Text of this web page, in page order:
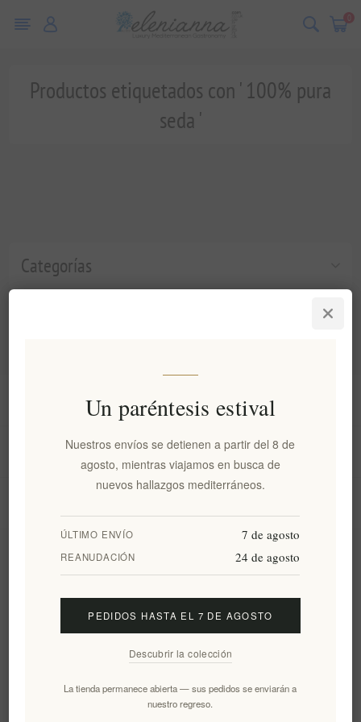
0
Categorías
Productos etiquetados con ' 100% pura
seda '
Información
Mi cuenta
Suscribirse Desuscribirse
Un paréntesis estival
Nuestros envíos se detienen a partir del 8 de
agosto, mientras viajamos en busca de
nuevos hallazgos mediterráneos.
ÚLTIMO ENVÍO 7 de agosto
REANUDACIÓN 24 de agosto
PEDIDOS HASTA EL 7 DE AGOSTO
Descubrir la colección
La tienda permanece abierta — sus pedidos se enviarán a
nuestro regreso.